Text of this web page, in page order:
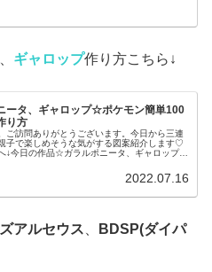
ギャロップ作り方こちら↓
ータ、ギャロップ☆ポケモン簡単100
り方
ご訪問ありがとうございます。今日から三連
子で楽しめそうな気がする図案紹介します♡
↓今日の作品☆ガラルポニータ、ギャロップ前
2022.07.16
アルセウス
BDSP(ダイパ